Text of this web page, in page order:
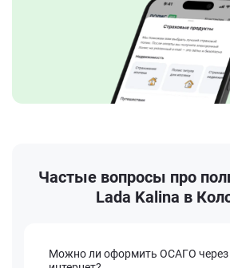
Частые вопросы про
Lada Kalina в
Можно ли оформить ОСАГО через